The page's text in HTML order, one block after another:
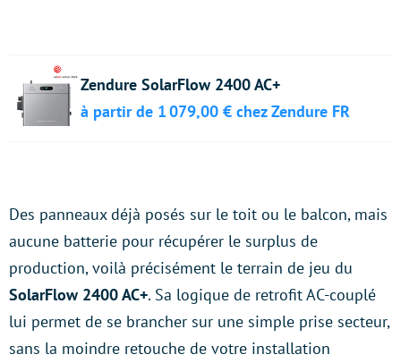
Zendure SolarFlow 2400 AC+
à partir de 1 079,00 € chez Zendure FR
Des panneaux déjà posés sur le toit ou le balcon, mais
aucune batterie pour récupérer le surplus de
production, voilà précisément le terrain de jeu du
SolarFlow 2400 AC+. Sa logique de retrofit AC-couplé
lui permet de se brancher sur une simple prise secteur,
sans la moindre retouche de votre installation